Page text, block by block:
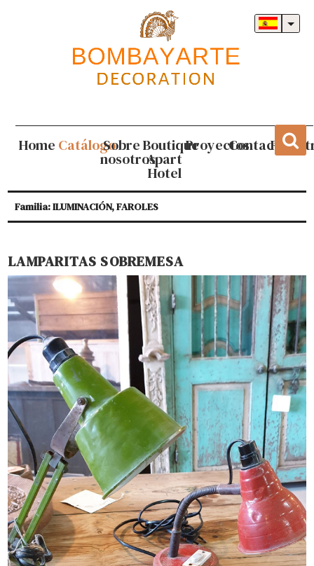
Home CatálogoSobre
nosotros
Boutique
Apart
Hotel
ProyectosContacto
Familia: ILUMINACIÓN, FAROLES
LAMPARITAS SOBREMESA